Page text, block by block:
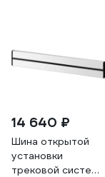
14 640 ₽
Шина открытой
установки
трековой системы